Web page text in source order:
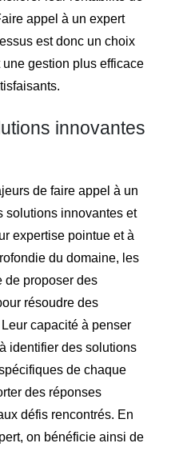
appel à un expert
est donc un choix
gestion plus efficace
innovantes
de faire appel à un
solutions innovantes et
expertise pointue et à
du domaine, les
de proposer des
résoudre des
capacité à penser
identifier des solutions
de chaque
des réponses
défis rencontrés. En
on bénéficie ainsi de